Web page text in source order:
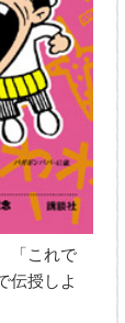
「これで
伝授しよ